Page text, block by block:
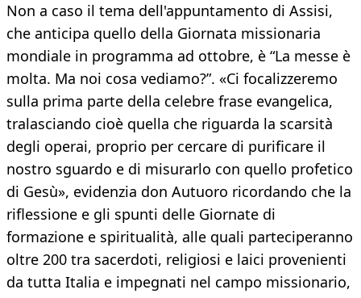
Non a caso il tema dell'appuntamento di Assisi,
che anticipa quello della Giornata missionaria
mondiale in programma ad ottobre, è “La messe è
molta. Ma noi cosa vediamo?”. «Ci focalizzeremo
sulla prima parte della celebre frase evangelica,
tralasciando cioè quella che riguarda la scarsità
degli operai, proprio per cercare di purificare il
nostro sguardo e di misurarlo con quello profetico
di Gesù», evidenzia don Autuoro ricordando che la
riflessione e gli spunti delle Giornate di
formazione e spiritualità, alle quali parteciperanno
oltre 200 tra sacerdoti, religiosi e laici provenienti
da tutta Italia e impegnati nel campo missionario,